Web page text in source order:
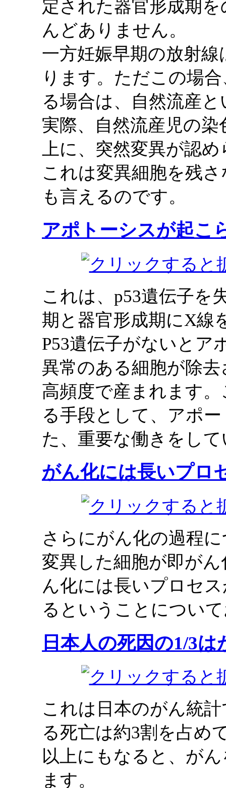
定された器官形成期
んどありません。
一方妊娠早期の放射
ります。ただこの場
る場合は、自然流産
実際、自然流産児の
上に、突然変異が認
これは変異細胞を残
も言えるのです。
アポトーシスが起こ
これは、p53遺伝子を
期と器官形成期にX線
P53遺伝子がないとア
異常のある細胞が除
高頻度で産まれます
る手段として、アポ
た、重要な働きをし
がん化には長いプロ
さらにがん化の過程
変異した細胞が即が
ん化には長いプロセ
るということについ
日本人の死因の1/3は
これは日本のがん統
る死亡は約3割を占め
以上にもなると、が
ます。